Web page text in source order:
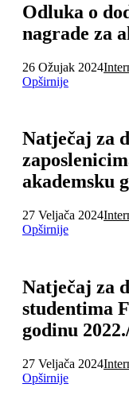
Odluka o
nagrade za
26 Ožujak 2024
Opširnije
Natječaj za
akademsku
27 Veljača 2024
Opširnije
Natječaj za
studentima
godinu
27 Veljača 2024
Opširnije